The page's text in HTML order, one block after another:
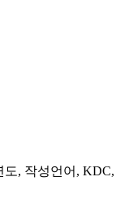
, 작성언어,